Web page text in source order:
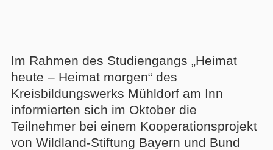
Im Rahmen des Studiengangs „Heimat
heute – Heimat morgen“ des
Kreisbildungswerks Mühldorf am Inn
informierten sich im Oktober die
Teilnehmer bei einem Kooperationsprojekt
von Wildland-Stiftung Bayern und Bund